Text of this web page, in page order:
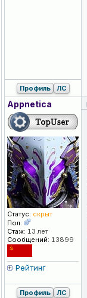
Профиль ЛС
Appnetica
Статус: скрыт
Пол:
Стаж: 13 лет
Сообщений: 13899
Рейтинг
Профиль ЛС